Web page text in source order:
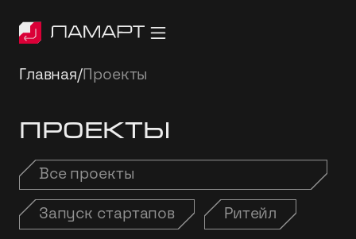
Главная/Проекты
Проекты
Все проекты
Запуск стартапов Ритейл